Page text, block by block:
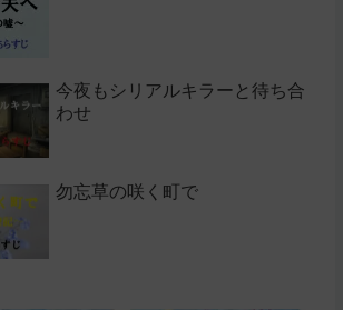
今夜もシリアルキラーと待ち合
わせ
勿忘草の咲く町で